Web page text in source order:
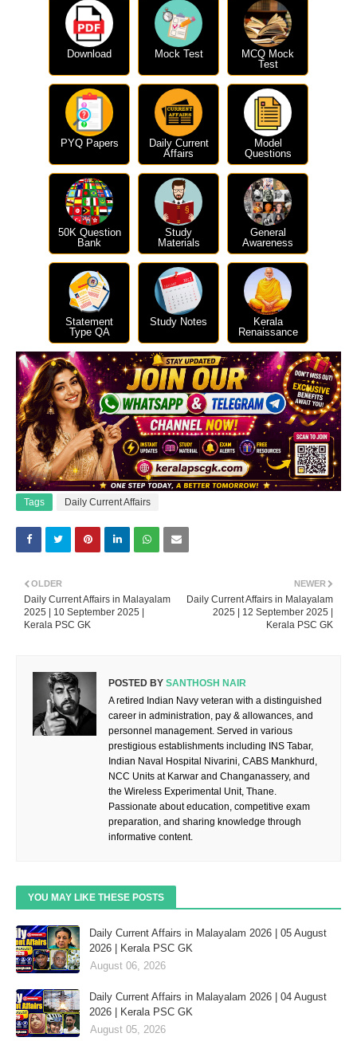
Download Mock Test
MCQ Mock
Test
PYQ Papers
Daily Current
Affairs
Model
Questions
50K Question
Bank
Study
Materials
General
Awareness
Statement
Type QA
Study Notes
Kerala
Renaissance
Tags Daily Current Affairs
NEWER
Daily Current Affairs in Malayalam
2025 | 12 September 2025 |
Kerala PSC GK
OLDER
Daily Current Affairs in Malayalam
2025 | 10 September 2025 |
Kerala PSC GK
POSTED BY SANTHOSH NAIR
A retired Indian Navy veteran with a distinguished
career in administration, pay & allowances, and
personnel management. Served in various
prestigious establishments including INS Tabar,
Indian Naval Hospital Nivarini, CABS Mankhurd,
NCC Units at Karwar and Changanassery, and
the Wireless Experimental Unit, Thane.
Passionate about education, competitive exam
preparation, and sharing knowledge through
informative content.
YOU MAY LIKE THESE POSTS
Daily Current Affairs in Malayalam 2026 | 05 August
2026 | Kerala PSC GK
August 06, 2026
Daily Current Affairs in Malayalam 2026 | 04 August
2026 | Kerala PSC GK
August 05, 2026